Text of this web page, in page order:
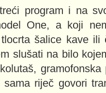
program i na
One, a koji
šalice kave
slušati na bilo
sama riječ govori